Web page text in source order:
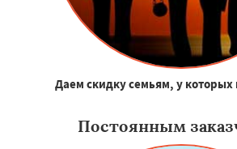
Даем скидку семьям, у которых
Постоянным